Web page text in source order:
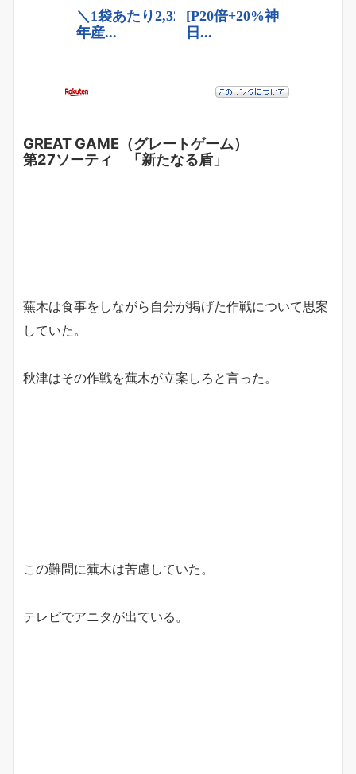
GREAT GAME（グレートゲーム）
第27ソーティ 「新たなる盾」
蕪木は食事をしながら自分が掲げた作戦について思案
していた。
秋津はその作戦を蕪木が立案しろと言った。
この難問に蕪木は苦慮していた。
テレビでアニタが出ている。